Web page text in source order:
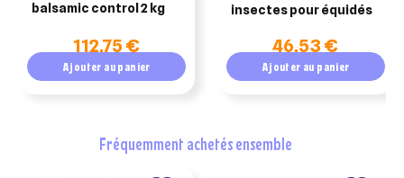
balsamic control 2 kg
112,75 €
Ajouter au panier
insectes pour équidés
46,53 €
Ajouter au panier
fréquemment achetés ensemble